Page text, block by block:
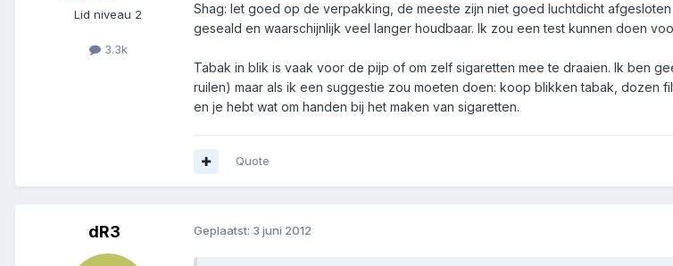
Lid niveau 2
3.3k
Shag: let goed op de verpakking, de meeste zijn niet goed luchtdicht
geseald en waarschijnlijk veel langer houdbaar. Ik zou een test kunnen doen
Tabak in blik is vaak voor de pijp of om zelf sigaretten mee te draaien. Ik ben
ruilen) maar als ik een suggestie zou moeten doen: koop blikken tabak, dozen
en je hebt wat om handen bij het maken van sigaretten.
Quote
dR3 Geplaatst: 3 juni 2012